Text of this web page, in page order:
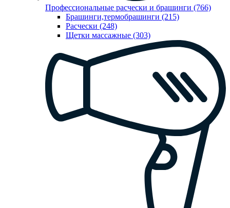
Профессиональные расчески и брашинги (766)
Брашинги,термобрашинги (215)
Расчески (248)
Щетки массажные (303)